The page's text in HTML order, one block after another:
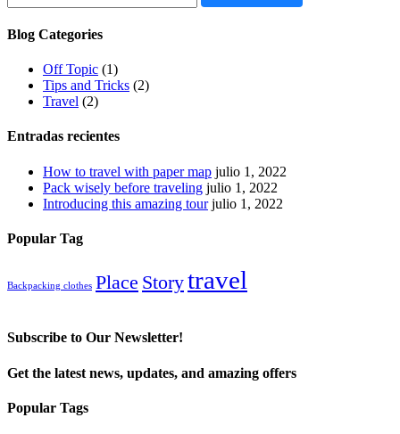
Blog Categories
Off Topic (1)
Tips and Tricks (2)
Travel (2)
Entradas recientes
How to travel with paper map julio 1, 2022
Pack wisely before traveling julio 1, 2022
Introducing this amazing tour julio 1, 2022
Popular Tag
Backpacking clothes Place Storytravel
Subscribe to Our Newsletter!
Get the latest news, updates, and amazing offers
Popular Tags